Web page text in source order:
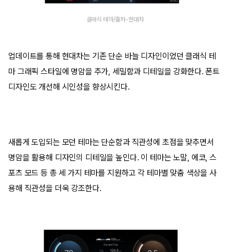
클래식 테마/출처-현대차
업데이트를 통해 현대차는 기존 단순 바늘 디자인이었던 클래식 테
마 그래픽 스타일에 명암을 추가, 세밀함과 디테일을 강화한다. 폰트
디자인도 개선해 시인성을 향상시킨다.
새롭게 도입되는 모던 테마는 단순함과 직관성에 초점을 맞추면서
명암을 활용해 디자인의 디테일을 높인다. 이 테마는 노말, 에코, 스
포츠 모드 등 총 세 가지 테마를 지원하고 각 테마별 맞춤 색상을 사
용해 직관성을 더욱 강조한다.